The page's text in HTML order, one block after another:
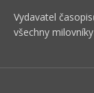
Vydavatel
všechny